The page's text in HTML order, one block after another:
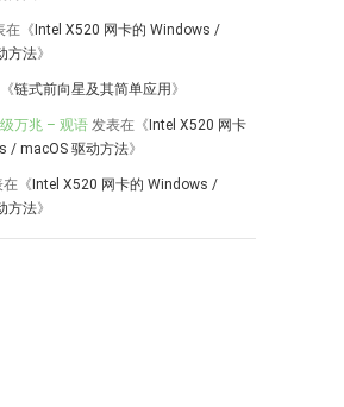
在《Intel X520 网卡的 Windows /
方法》
链式前向星及其简单应用》
万兆 – 观语 发表在《Intel X520 网卡
/ macOS 驱动方法》
在《Intel X520 网卡的 Windows /
方法》